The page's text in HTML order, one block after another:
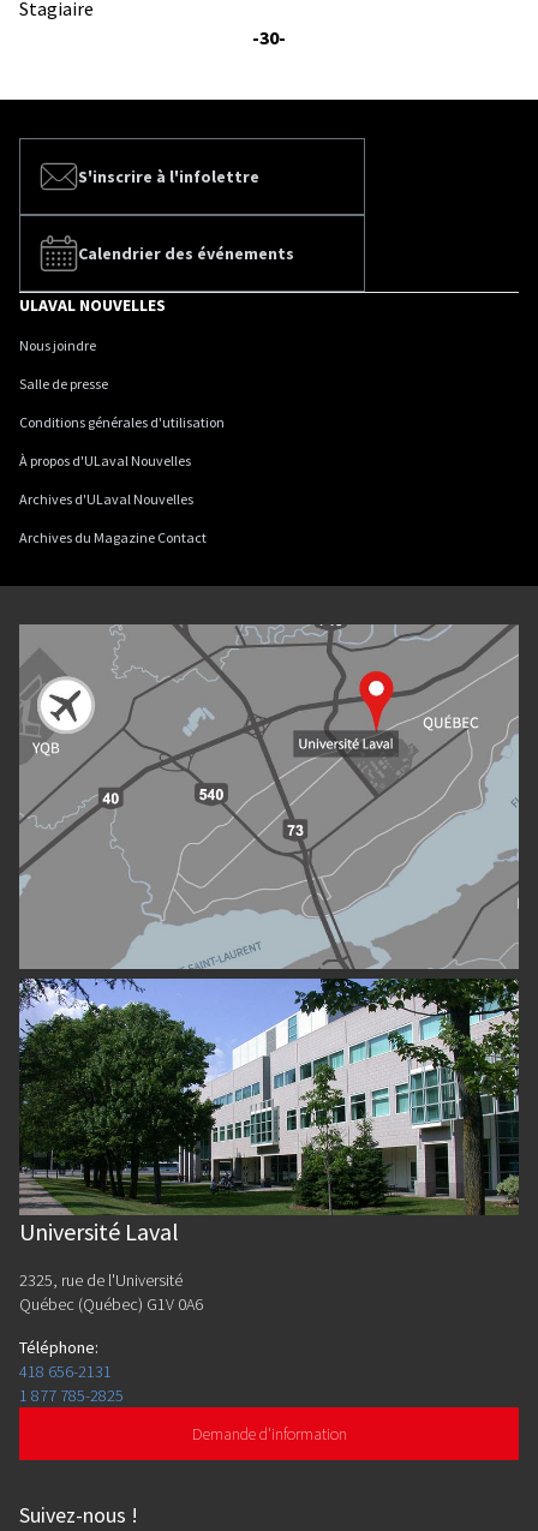
Stagiaire
-30-
S'inscrire à l'infolettre
Calendrier des événements
ULAVAL NOUVELLES
Nous joindre
Salle de presse
Conditions générales d'utilisation
À propos d'ULaval Nouvelles
Archives d'ULaval Nouvelles
Archives du Magazine Contact
Université Laval
2325, rue de l'Université
Québec (Québec) G1V 0A6
Téléphone:
418 656-2131
1 877 785-2825
Demande d'information
Suivez-nous !